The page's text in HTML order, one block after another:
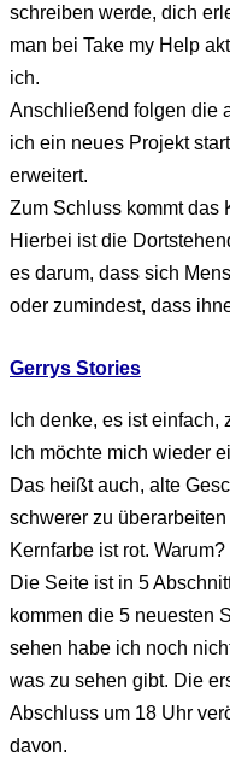
schreiben werde, dich
man bei Take my Help
ich.
Anschließend folgen die
ich ein neues Projekt
erweitert.
Zum Schluss kommt das
Hierbei ist die
es darum, dass sich
oder zumindest, dass
Gerrys Stories
Ich denke, es ist einfach,
Ich möchte mich wieder
Das heißt auch, alte
schwerer zu
Kernfarbe ist rot.
Die Seite ist in 5
kommen die 5 neuesten
sehen habe ich noch
was zu sehen gibt. Die
Abschluss um 18 Uhr
davon.